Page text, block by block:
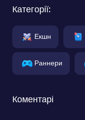
Категорії:
Екшн
Раннери
Коментарі